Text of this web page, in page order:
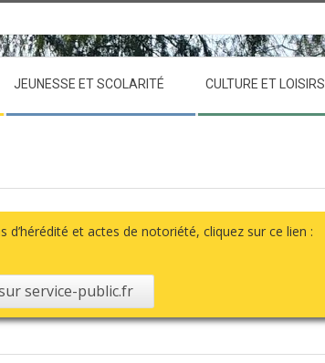
JEUNESSE ET SCOLARITÉ CULTURE ET LOISIRS
et actes de notoriété, cliquez sur ce lien :
service-public.fr